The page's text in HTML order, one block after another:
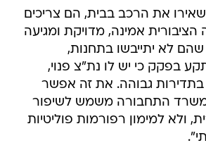
את הרכב בבית, הם צריכים
אמינה, מדויקת ומגיעה
לא יתייבשו בתחנות,
בפקק כי יש לו נת"צ פנוי,
גבוהה. את זה אפשר
משרד התחבורה משמש לשיפור
ולא למימון רפורמות פוליטיות